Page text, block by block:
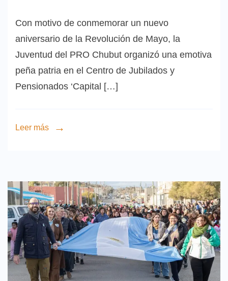
Con motivo de conmemorar un nuevo
aniversario de la Revolución de Mayo, la
Juventud del PRO Chubut organizó una emotiva
peña patria en el Centro de Jubilados y
Pensionados ‘Capital […]
Leer más